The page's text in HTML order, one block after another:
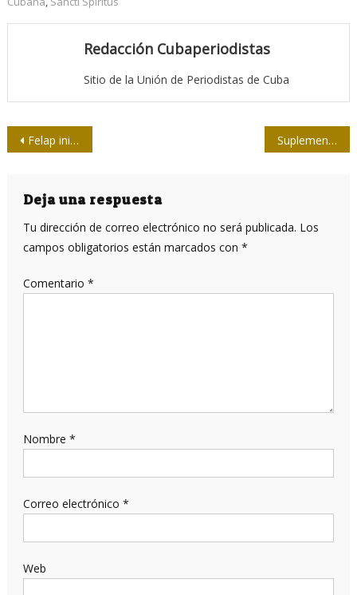
Redacción Cubaperiodistas
Sitio de la Unión de Periodistas de Cuba
Navegación
entradas
Felap inicia su XII Congreso en Buenos Aires Suplemento cultural yumurino, un debate en torno a la “Atenas de Cuba”
Deja una respuesta
Tu dirección de correo electrónico no será publicada. Los
campos obligatorios están marcados con *
Comentario *
Nombre *
Correo electrónico *
Web